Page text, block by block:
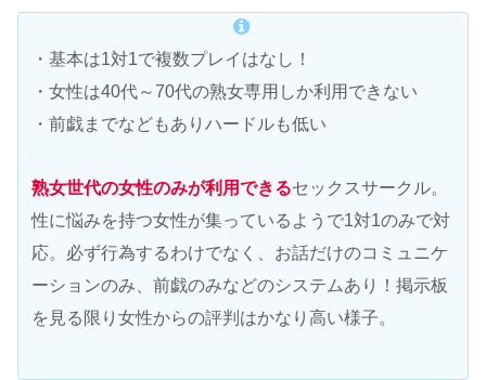
・基本は1対1で複数プレイはなし！
・女性は40代～70代の熟女専用しか利用できない
・前戯までなどもありハードルも低い
熟女世代の女性のみが利用できるセックスサークル。
性に悩みを持つ女性が集っているようで1対1のみで対
応。必ず行為するわけでなく、お話だけのコミュニケ
ーションのみ、前戯のみなどのシステムあり！掲示板
を見る限り女性からの評判はかなり高い様子。